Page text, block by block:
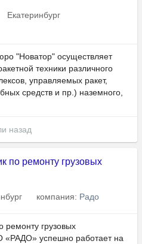
Екатеринбург
"Новатор" осуществляет
техники различного
управляемых ракет,
средств и пр.) наземного,
назад
по ремонту грузовых
компания: Радо
ремонту грузовых
успешно работает на